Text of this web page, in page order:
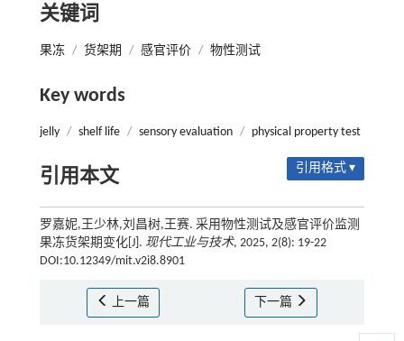
关键词
果冻 / 货架期 / 感官评价 / 物性测试
Key words
jelly / shelf life / sensory evaluation / physical property test
引用本文 引用格式 ▾
罗嘉妮,王少林,刘昌树,王赛. 采用物性测试及感官评价监测
果冻货架期变化[J]. 现代工业与技术, 2025, 2(8): 19-22
DOI:10.12349/mit.v2i8.8901
上一篇 下一篇